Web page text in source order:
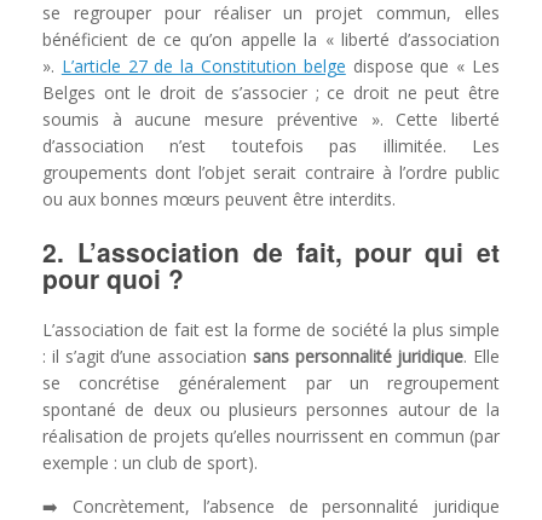
se regrouper pour réaliser un projet commun, elles
bénéficient de ce qu’on appelle la « liberté d’association
». L’article 27 de la Constitution belge dispose que « Les
Belges ont le droit de s’associer ; ce droit ne peut être
soumis à aucune mesure préventive ». Cette liberté
d’association n’est toutefois pas illimitée. Les
groupements dont l’objet serait contraire à l’ordre public
ou aux bonnes mœurs peuvent être interdits.
2. L’association de fait, pour qui et
pour quoi ?
L’association de fait est la forme de société la plus simple
: il s’agit d’une association sans personnalité juridique. Elle
se concrétise généralement par un regroupement
spontané de deux ou plusieurs personnes autour de la
réalisation de projets qu’elles nourrissent en commun (par
exemple : un club de sport).
➡️ Concrètement, l’absence de personnalité juridique